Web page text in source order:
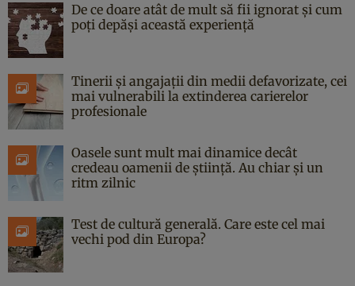
De ce doare atât de mult să fii ignorat și cum
poți depăși această experiență
Tinerii și angajații din medii defavorizate, cei
mai vulnerabili la extinderea carierelor
profesionale
Oasele sunt mult mai dinamice decât
credeau oamenii de știință. Au chiar și un
ritm zilnic
Test de cultură generală. Care este cel mai
vechi pod din Europa?